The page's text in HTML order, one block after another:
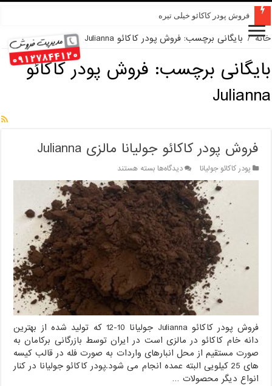
فروش پودر کاکائو خیلی تیره
خانه / بایگانی برچسب: فروش پودر کاکائو Julianna
بایگانی برچسب: فروش پودر کاکائو
Julianna
فروش پودر کاکائو جولیانا مالزی Julianna
پودر کاکائو جولیانا دیدگاه‌هابرای
فروش
پودر
کاکائو
جولیانا
مالزی
Julianna
بسته هستند
فروش پودر کاکائو Julianna جولیانا 10-12 که تولید شده از بهترین
دانه خام کاکائو در مالزی است در ایران توسط بازرگانی برکامان به
صورت مستقیم از محل انبارهای واردات به صورت فله در قالب کیسه
های 25 کیلویی البته عمده انجام می شود.پودر کاکائو جولیانا در کنار
انواع دیگر محصولات …